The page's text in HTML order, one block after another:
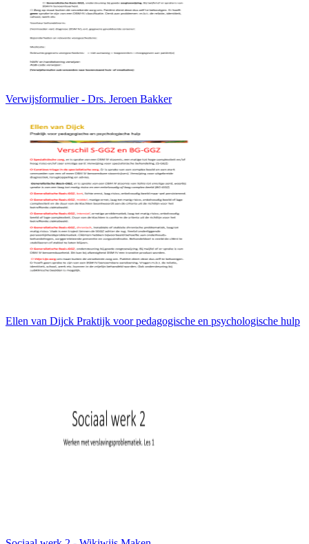
Verwijsformulier - Drs. Jeroen Bakker
Ellen van Dijck Praktijk voor pedagogische en psychologische hulp